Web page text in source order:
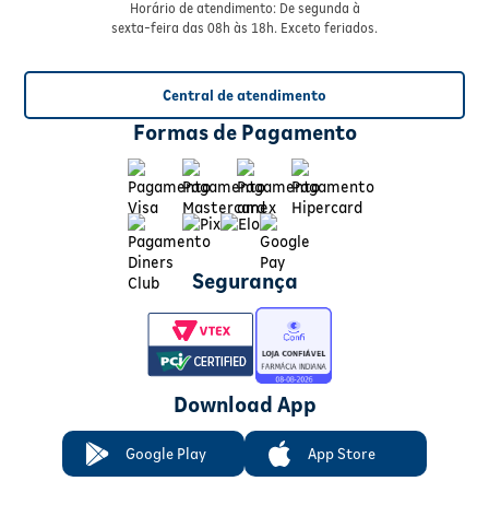
Horário de atendimento: De segunda à
sexta-feira das 08h às 18h. Exceto feriados.
Central de atendimento
Formas de Pagamento
Segurança
Download App
Google Play App Store